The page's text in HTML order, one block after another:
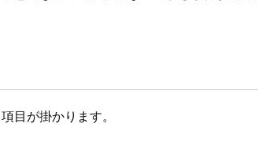
目が掛かります。